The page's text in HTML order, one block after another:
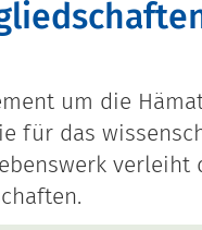
um die
für das
verleiht